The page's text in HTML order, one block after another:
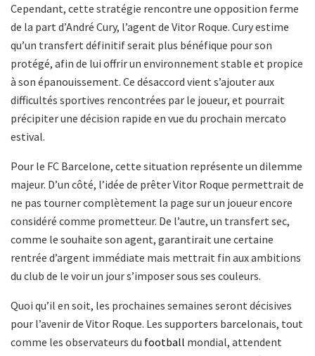
Cependant, cette stratégie rencontre une opposition ferme
de la part d’André Cury, l’agent de Vitor Roque. Cury estime
qu’un transfert définitif serait plus bénéfique pour son
protégé, afin de lui offrir un environnement stable et propice
à son épanouissement. Ce désaccord vient s’ajouter aux
difficultés sportives rencontrées par le joueur, et pourrait
précipiter une décision rapide en vue du prochain mercato
estival.
Pour le FC Barcelone, cette situation représente un dilemme
majeur. D’un côté, l’idée de prêter Vitor Roque permettrait de
ne pas tourner complètement la page sur un joueur encore
considéré comme prometteur. De l’autre, un transfert sec,
comme le souhaite son agent, garantirait une certaine
rentrée d’argent immédiate mais mettrait fin aux ambitions
du club de le voir un jour s’imposer sous ses couleurs.
Quoi qu’il en soit, les prochaines semaines seront décisives
pour l’avenir de Vitor Roque. Les supporters barcelonais, tout
comme les observateurs du football mondial, attendent